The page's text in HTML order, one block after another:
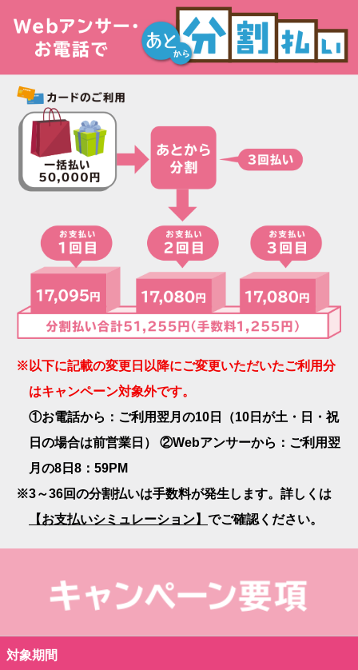
※以下に記載の変更日以降にご変更いただいたご利用分
はキャンペーン対象外です。
①お電話から：ご利用翌月の10日（10日が土・日・祝
日の場合は前営業日） ②Webアンサーから：ご利用翌
月の8日8：59PM
※3～36回の分割払いは手数料が発生します。詳しくは
【お支払いシミュレーション】 でご確認ください。
対象期間